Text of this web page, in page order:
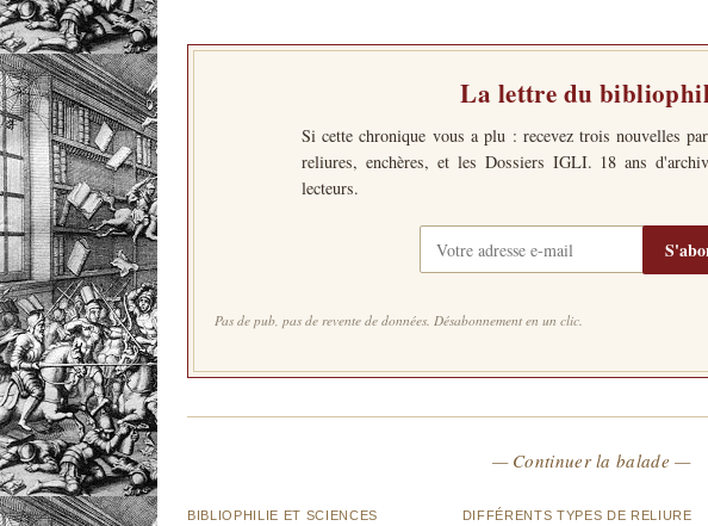
La lettre du
Si cette chronique vous a plu : recevez trois nouvelles
reliures, enchères, et les Dossiers IGLI. 18 ans
lecteurs.
Pas de pub, pas de revente de données. Désabonnement en un clic.
— Continuer la balade —
BIBLIOPHILIE ET SCIENCES DIFFÉRENTS TYPES DE RELIURE